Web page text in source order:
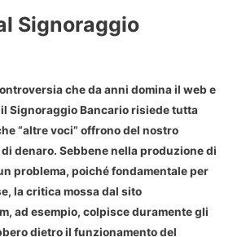
Signoraggio
che da anni domina il web e
Signoraggio Bancariorisiede tutta
“altre voci” offrono del nostro
denaro. Sebbene nella produzione di
problema, poiché fondamentale per
la critica mossa dal sito
ad esempio, colpisce duramente gli
dietro il funzionamento del